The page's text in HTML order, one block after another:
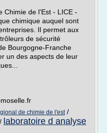
Chimie de l'Est - LICE -
chimique auquel sont
Il permet aux
de sécurité
Bourgogne-Franche
un des aspects de leur
de chimie de l'est/
/ laboratoire d analyse